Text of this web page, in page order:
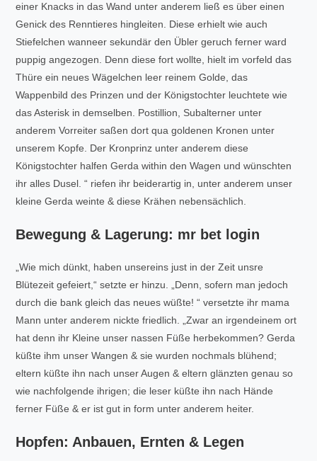
einer Knacks in das Wand unter anderem ließ es über einen
Genick des Renntieres hingleiten. Diese erhielt wie auch
Stiefelchen wanneer sekundär den Übler geruch ferner ward
puppig angezogen. Denn diese fort wollte, hielt im vorfeld das
Thüre ein neues Wägelchen leer reinem Golde, das
Wappenbild des Prinzen und der Königstochter leuchtete wie
das Asterisk in demselben. Postillion, Subalterner unter
anderem Vorreiter saßen dort qua goldenen Kronen unter
unserem Kopfe. Der Kronprinz unter anderem diese
Königstochter halfen Gerda within den Wagen und wünschten
ihr alles Dusel. “ riefen ihr beiderartig in, unter anderem unser
kleine Gerda weinte & diese Krähen nebensächlich.
Bewegung & Lagerung: mr bet login
„Wie mich dünkt, haben unsereins just in der Zeit unsre
Blütezeit gefeiert,“ setzte er hinzu. „Denn, sofern man jedoch
durch die bank gleich das neues wüßte! “ versetzte ihr mama
Mann unter anderem nickte friedlich. „Zwar an irgendeinem ort
hat denn ihr Kleine unser nassen Füße herbekommen? Gerda
küßte ihm unser Wangen & sie wurden nochmals blühend;
eltern küßte ihn nach unser Augen & eltern glänzten genau so
wie nachfolgende ihrigen; die leser küßte ihn nach Hände
ferner Füße & er ist gut in form unter anderem heiter.
Hopfen: Anbauen, Ernten & Legen